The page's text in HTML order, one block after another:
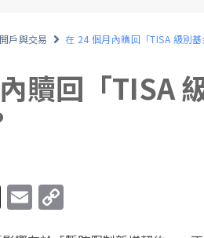
開戶與交易 在 24 個月內贖回「TISA 級別
贖回「TISA
T
h
E
m
C